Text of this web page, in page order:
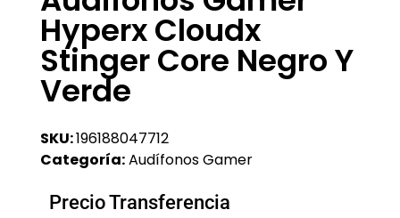
Hyperx Cloudx
Stinger Core Negro Y
Verde
SKU:196188047712
Categoría:Audífonos Gamer
Precio Transferencia